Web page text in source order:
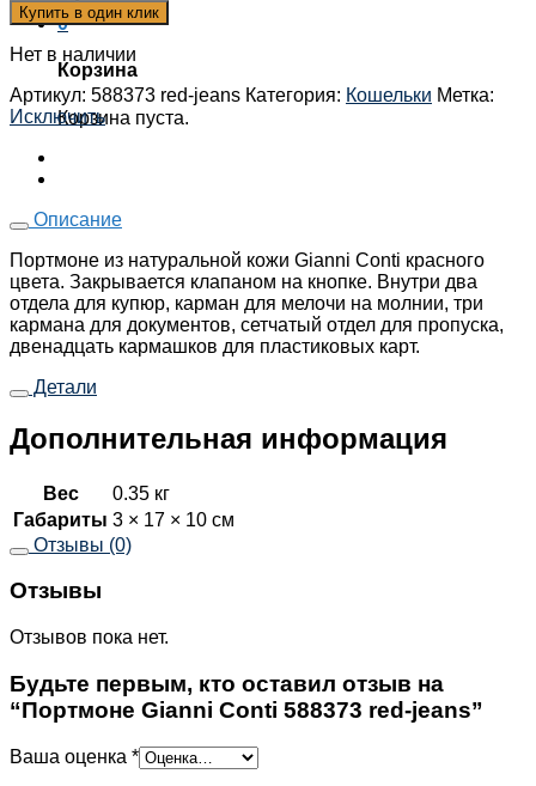
0
Корзина
Корзина пуста.
Купить в один клик
Нет в наличии
Артикул: 588373 red-jeans Категория: Кошельки Метка:
Исключить
Описание
Портмоне из натуральной кожи Gianni Conti красного
цвета. Закрывается клапаном на кнопке. Внутри два
отдела для купюр, карман для мелочи на молнии, три
кармана для документов, сетчатый отдел для пропуска,
двенадцать кармашков для пластиковых карт.
Детали
Дополнительная информация
Вес
0.35 кг
Габариты 3 × 17 × 10 см
Отзывы (0)
Отзывы
Отзывов пока нет.
Будьте первым, кто оставил отзыв на
“Портмоне Gianni Conti 588373 red-jeans”
Ваша оценка *